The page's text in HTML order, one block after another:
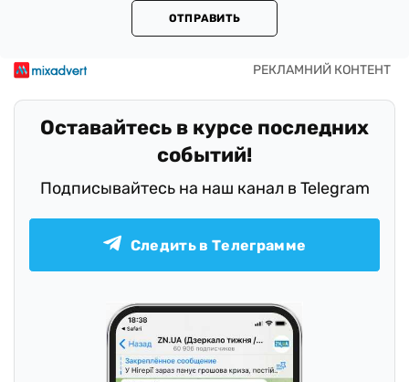
ОТПРАВИТЬ
Оставайтесь в курсе последних
событий!
Подписывайтесь на наш канал в Telegram
Следить в Телеграмме